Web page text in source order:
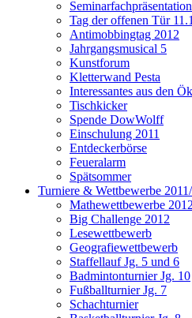
Tag der offenen Tür
Antimobbingtag 2012
Jahrgangsmusical 5
Kunstforum
Kletterwand Pesta
Interessantes aus den
Tischkicker
Spende DowWolff
Einschulung 2011
Entdeckerbörse
Feueralarm
Spätsommer
Turniere & Wettbewerbe
Mathewettbewerbe
Big Challenge 2012
Lesewettbewerb
Geografiewettbewerb
Staffellauf Jg. 5 und 6
Badmintonturnier Jg. 10
Fußballturnier Jg. 7
Schachturnier